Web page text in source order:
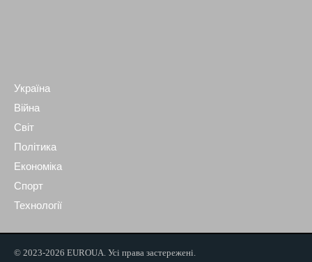
Україна
Війна
Світ
Політика
Економіка
Спорт
Технології
© 2023-2026 EUROUA. Усі права застережені.